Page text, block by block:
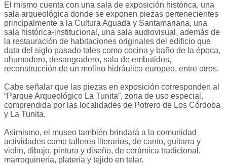
El mismo cuenta con una sala de exposición histórica, una
sala arqueológica donde se exponen piezas pertenecientes
principalmente a la Cultura Aguada y Santamariana, una
sala histórica-institucional, una sala audiovisual, además de
la restauración de habitaciones originales del edificio que
data del siglo pasado tales como cocina y baño de la época,
ahumadero, desangradero, sala de embutidos,
reconstrucción de un molino hidráulico europeo, entre otros.
Cabe señalar que las piezas en exposición corresponden al
“Parque Arqueológico La Tunita”, zona de uso especial,
comprendida por las localidades de Potrero de Los Córdoba
y La Tunita.
Asimismo, el museo también brindará a la comunidad
actividades como talleres literarios, de canto, guitarra y
violín, dibujo, pintura y diseño, de cerámica tradicional,
marroquinería, platería y tejido en telar.